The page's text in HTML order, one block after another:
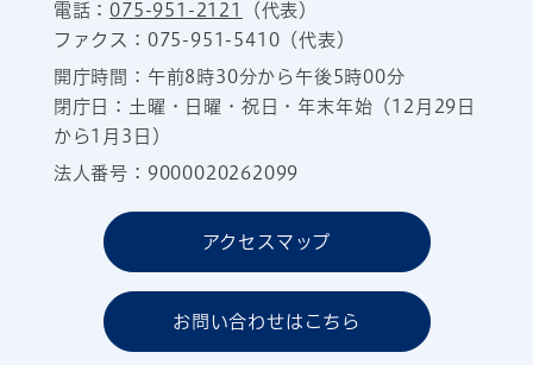
電話：075-951-2121
（代表）
ファクス：075-951-5410（代表）
開庁時間：午前8時30分から午後5時00分
閉庁日：土曜・日曜・祝日・年末年始（12月29日
から1月3日）
法人番号：9000020262099
アクセスマップ
お問い合わせはこちら